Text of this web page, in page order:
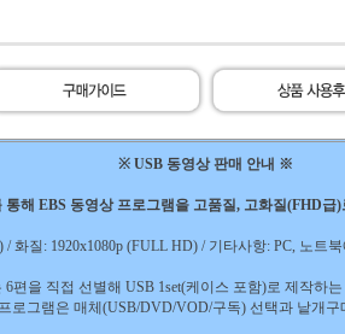
※ USB 동영상 판매 안내 ※
통해 EBS 동영상 프로그램을 고품질, 고화질(FHD급
/ 화질: 1920x1080p (FULL HD) / 기타사항: PC, 노트
편을 직접 선별해 USB 1set(케이스 포함)로 제작하
로그램은 매체(USB/DVD/VOD/구독) 선택과 낱개